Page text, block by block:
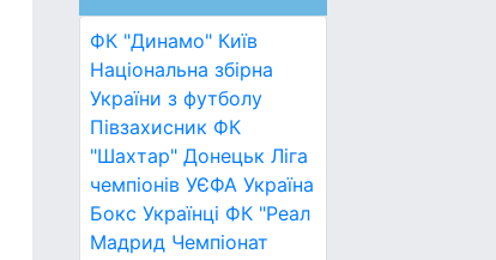
ФК "Динамо" Київ
Національна збірна
України з футболу
Півзахисник ФК
"Шахтар" Донецьк Ліга
чемпіонів УЄФА Україна
Бокс Українці ФК "Реал
Мадрид Чемпіонат